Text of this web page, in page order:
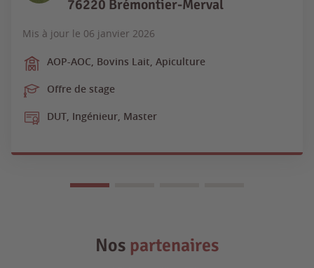
76220 Brémontier-Merval
Mis à jour le 06 janvier 2026
AOP-AOC, Bovins Lait, Apiculture
Offre de stage
DUT, Ingénieur, Master
Nos partenaires